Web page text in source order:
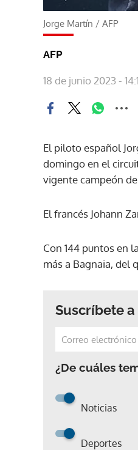
Jorge Martín / AFP
AFP
18 de junio 2023 -
El piloto español
domingo en el
vigente campeón
El francés Johann
Con 144 puntos en
más a Bagnaia, del
Suscríbete
¿De cuáles
Noticias
Deportes